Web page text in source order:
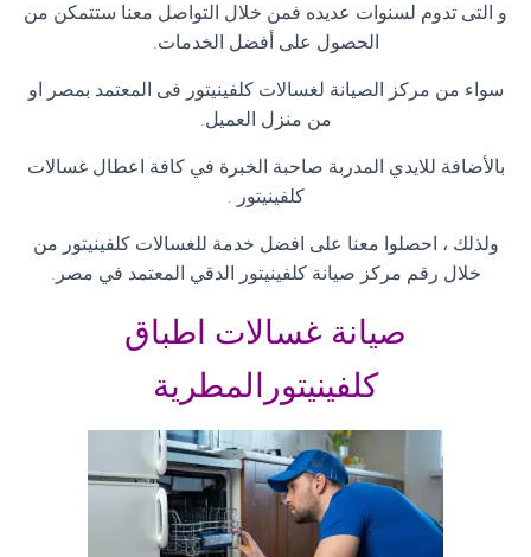
و التى تدوم لسنوات عديده فمن خلال التواصل معنا ستتمكن من
الحصول على أفضل الخدمات.
سواء من مركز الصيانة لغسالات كلفينيتور فى المعتمد بمصر او
من منزل العميل.
بالأضافة للايدي المدربة صاحبة الخبرة في كافة اعطال غسالات
كلفينيتور .
ولذلك ، احصلوا معنا على افضل خدمة للغسالات كلفينيتور من
خلال رقم مركز صيانة كلفينيتور الدقي المعتمد في مصر .
صيانة غسالات اطباق
كلفينيتورالمطرية